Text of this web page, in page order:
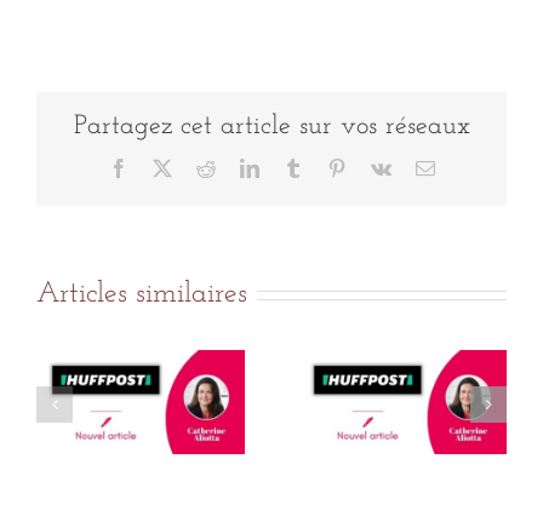
Partagez cet article sur vos réseaux
Facebook RedditLinkedInTumblr Pinterest
Vk Email
Articles similaires